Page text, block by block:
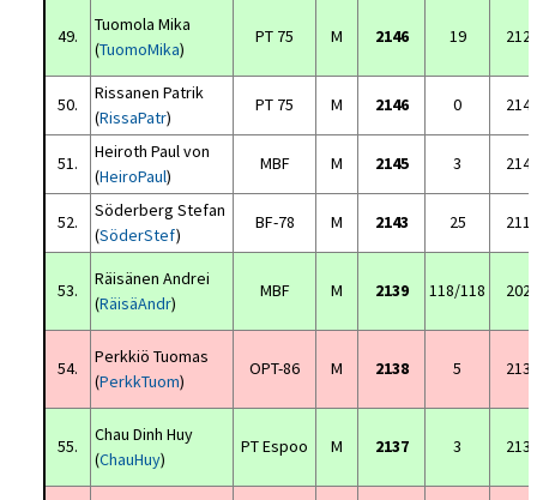
49.
Tuomola Mika
(TuomoMika)
PT 75 M 2146 19
50.
Rissanen Patrik
(RissaPatr)
PT 75 M 2146 0
51.
Heiroth Paul von
(HeiroPaul)
MBF M 2145 3
52.
Söderberg Stefan
(SöderStef)
BF-78 M 2143 25
53.
Räisänen Andrei
(RäisäAndr)
MBF M 2139 118/118
54.
Perkkiö Tuomas
(PerkkTuom)
OPT-86 M 2138 5
55.
Chau Dinh Huy
(ChauHuy)
PT Espoo M 2137 3